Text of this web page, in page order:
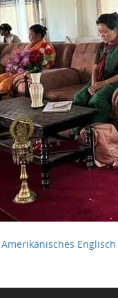
Amerikanisches Englisch